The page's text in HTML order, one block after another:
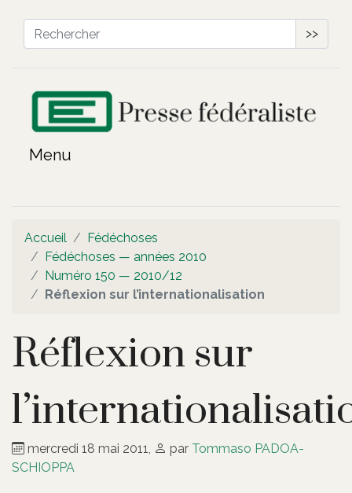
>>
Accueil
Fédéchoses
Fédéchoses — années 2010
Numéro 150 — 2010/12
Réflexion sur l’internationalisation
Réflexion sur
mercredi 18 mai 2011 par Tommaso PADOA-
SCHIOPPA